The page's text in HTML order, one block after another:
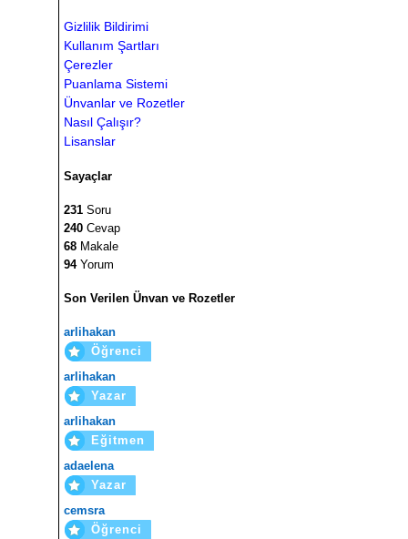
Gizlilik Bildirimi
Kullanım Şartları
Çerezler
Puanlama Sistemi
Ünvanlar ve Rozetler
Nasıl Çalışır?
Lisanslar
Sayaçlar
231 Soru
240 Cevap
68 Makale
94Yorum
Son Verilen Ünvan ve Rozetler
arlihakan
Öğrenci
arlihakan
Yazar
arlihakan
Eğitmen
adaelena
Yazar
cemsra
Öğrenci